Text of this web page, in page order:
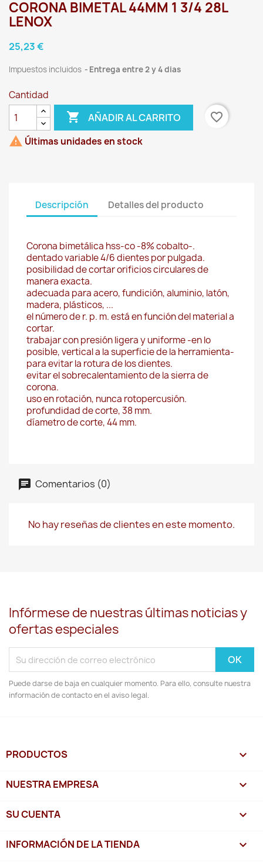
CORONA BIMETAL 44MM 1 3/4 28L
LENOX
25,23 €
Impuestos incluidos Entrega entre 2 y 4 dias
Cantidad
 AÑADIR AL CARRITO
favorite_border
 Últimas unidades en stock
Descripción Detalles del producto
Corona bimetálica hss-co -8% cobalto-.
dentado variable 4/6 dientes por pulgada.
posibilidad de cortar orificios circulares de
manera exacta.
adecuada para acero, fundición, aluminio, latón,
madera, plásticos, ...
el número de r. p. m. está en función del material a
cortar.
trabajar con presión ligera y uniforme -en lo
posible, vertical a la superficie de la herramienta-
para evitar la rotura de los dientes.
evitar el sobrecalentamiento de la sierra de
corona.
uso en rotación, nunca rotopercusión.
profundidad de corte, 38 mm.
díametro de corte, 44 mm.
Comentarios (0)
No hay reseñas de clientes en este momento.
Infórmese de nuestras últimas noticias y
ofertas especiales
Puede darse de baja en cualquier momento. Para ello, consulte nuestra
información de contacto en el aviso legal.
PRODUCTOS 
NUESTRA EMPRESA 
SU CUENTA 
INFORMACIÓN DE LA TIENDA keyboard_arrow_down